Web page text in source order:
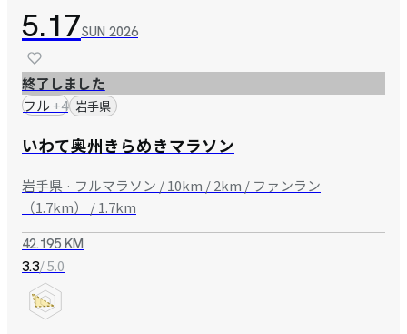
5.17SUN 2026
終了しました
フル+4 岩手県
いわて奥州きらめきマラソン
岩手県 · フルマラソン / 10km / 2km / ファンラン
（1.7km） / 1.7km
42.195 KM
3.3/ 5.0